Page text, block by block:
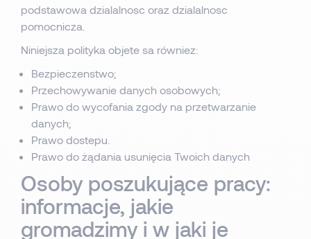
podstawowa dzialalnosc oraz dzialalnosc
pomocnicza.
Niniejsza polityka objete sa równiez:
Bezpieczenstwo;
Przechowywanie danych osobowych;
Prawo do wycofania zgody na przetwarzanie
danych;
Prawo dostepu.
Prawo do żądania usunięcia Twoich danych
Osoby poszukujące pracy:
informacje, jakie
gromadzimy i w jaki je